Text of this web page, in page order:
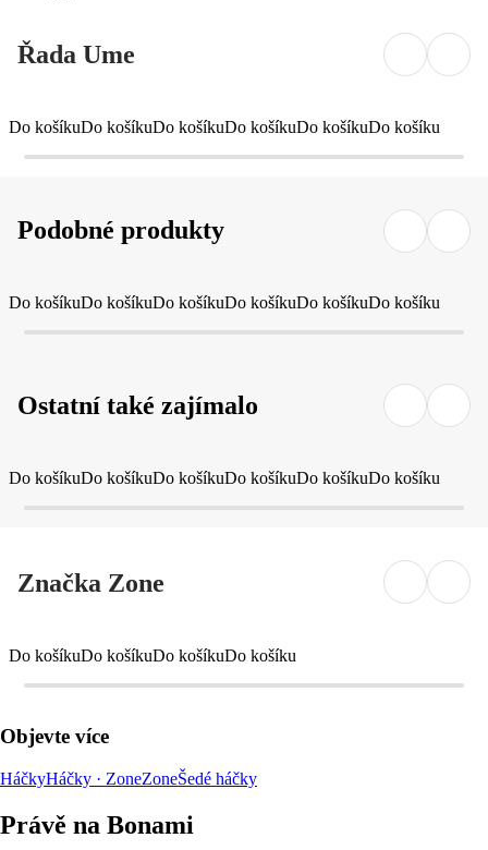
Řada Ume
Do košíkuDo košíkuDo košíkuDo košíkuDo košíkuDo košíku
Podobné produkty
Do košíkuDo košíkuDo košíkuDo košíkuDo košíkuDo košíku
Ostatní také zajímalo
Do košíkuDo košíkuDo košíkuDo košíkuDo košíkuDo košíku
Značka Zone
Do košíkuDo košíkuDo košíkuDo košíku
Objevte více
HáčkyHáčky · ZoneZoneŠedé háčky
Právě na Bonami